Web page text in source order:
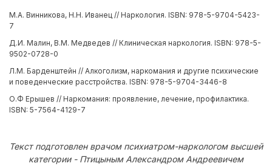
М.А. Винникова, Н.Н. Иванец // Наркология. ISBN: 978-5-9704-5423-
7
Д.И. Малин, В.М. Медведев // Клиническая наркология. ISBN: 978-5-
9502-0728-0
Л.М. Барденштейн // Алкоголизм, наркомания и другие психические
и поведенческие расстройства. ISBN: 978-5-9704-3446-8
О.Ф Ерышев // Наркомания: проявление, лечение, профилактика.
ISBN: 5-7564-4129-7
Текст подготовлен врачом психиатром-наркологом высшей
категории - Птицыным Александром Андреевичем